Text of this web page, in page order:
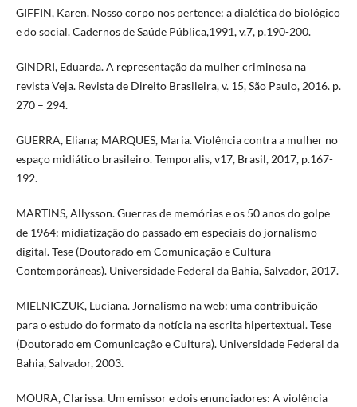
GIFFIN, Karen. Nosso corpo nos pertence: a dialética do biológico
e do social. Cadernos de Saúde Pública,1991, v.7, p.190-200.
GINDRI, Eduarda. A representação da mulher criminosa na
revista Veja. Revista de Direito Brasileira, v. 15, São Paulo, 2016. p.
270 – 294.
GUERRA, Eliana; MARQUES, Maria. Violência contra a mulher no
espaço midiático brasileiro. Temporalis, v17, Brasil, 2017, p.167-
192.
MARTINS, Allysson. Guerras de memórias e os 50 anos do golpe
de 1964: midiatização do passado em especiais do jornalismo
digital. Tese (Doutorado em Comunicação e Cultura
Contemporâneas). Universidade Federal da Bahia, Salvador, 2017.
MIELNICZUK, Luciana. Jornalismo na web: uma contribuição
para o estudo do formato da notícia na escrita hipertextual. Tese
(Doutorado em Comunicação e Cultura). Universidade Federal da
Bahia, Salvador, 2003.
MOURA, Clarissa. Um emissor e dois enunciadores: A violência